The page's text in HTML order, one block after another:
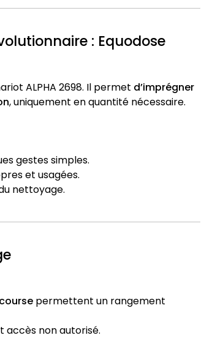
: Equodose
ALPHA 2698. Il permet d’imprégner
, uniquement en quantité nécessaire.
gestes simples.
et usagées.
nettoyage.
permettent un rangement
accès non autorisé.